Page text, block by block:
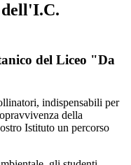
del Liceo "Da
indispensabili per
della
Istituto un percorso